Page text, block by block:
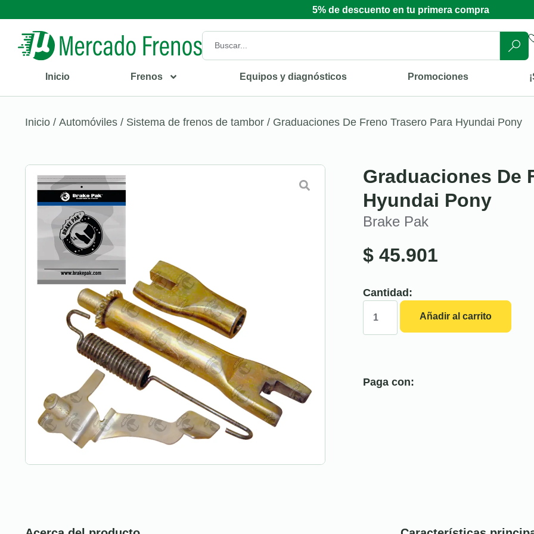
5% de descuento en tu primera compra
Inicio Frenos Equipos y diagnósticos Promociones
Inicio / Automóviles / Sistema de frenos de tambor / Graduaciones De Freno Trasero Para Hyundai Pony
Graduaciones De
Hyundai Pony
Brake Pak
$ 45.901
Cantidad:
Añadir al carrito
Paga con: